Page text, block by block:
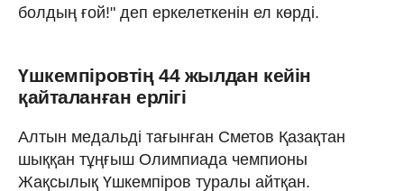
болдың ғой!" деп еркелеткенін ел көрді.
Үшкемпіровтің 44 жылдан кейін
қайталанған ерлігі
Алтын медальді тағынған Сметов Қазақтан
шыққан тұңғыш Олимпиада чемпионы
Жақсылық Үшкемпіров туралы айтқан.